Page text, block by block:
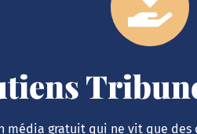
média gratuit qui ne vit que